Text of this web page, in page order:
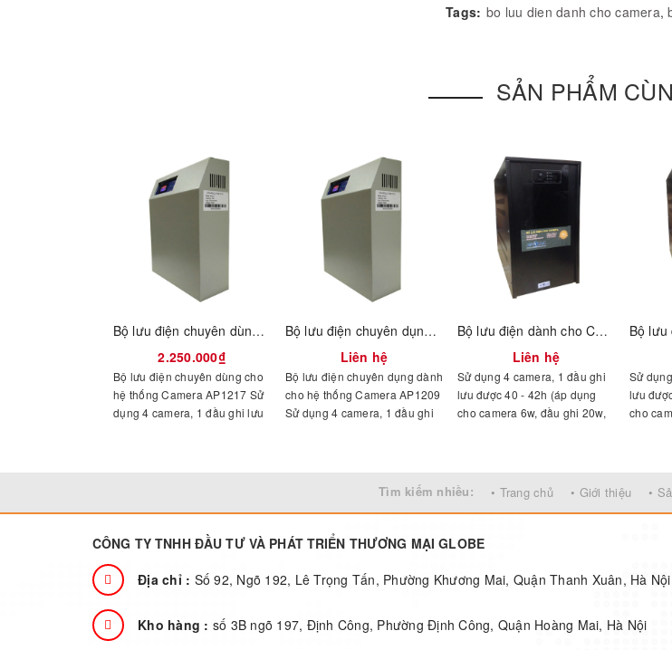
Tags: bo luu dien danh cho camera,
SẢN PHẨM
Bộ lưu điện chuyên dùng cho hệ thống Camera AP1217
2.250.000₫
Bộ lưu điện chuyên dùng cho
hệ thống Camera AP1217 Sử
dụng 4 camera, 1 đầu ghi lưu
Bộ lưu điện chuyên dụng dành cho hệ thống Camera AP1209
Liên hệ
Bộ lưu điện chuyên dụng dành
cho hệ thống Camera AP1209
Sử dụng 4 camera, 1 đầu ghi
Bộ lưu điện dành cho Camera AP2200C
Liên hệ
Sử dụng 4 camera, 1 đầu ghi
lưu được 40 - 42h (áp dụng
cho camera 6w, đầu ghi 20w,
26 - 28h (áp dụng cho
camera 6w, đầu ghi 20w, còn
thời gian sẽ rút ngắn)
Sử
lưu
cho
22 -
Tìm kiếm nhiều: • Trang chủ • Giới thiệu •
CÔNG TY TNHH ĐẦU TƯ VÀ PHÁT TRIỂN THƯƠNG MẠI GLOBE
Địa chỉ : Số 92, Ngõ 192, Lê Trọng Tấn, Phường Khương Mai, Quận Thanh Xuân, Hà Nội
Kho hàng : số 3B ngõ 197, Định Công, Phường Định Công, Quận Hoàng Mai, Hà Nội